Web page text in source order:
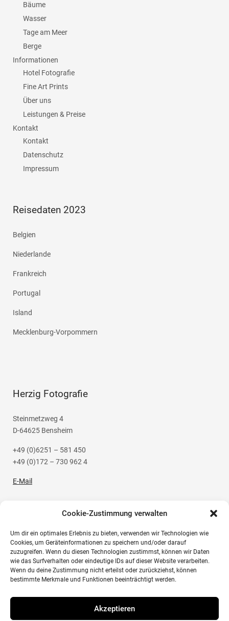
Cookie-Zustimmung verwalten
Um dir ein optimales Erlebnis zu bieten, verwenden wir Technologien wie
Cookies, um Geräteinformationen zu speichern und/oder darauf
zuzugreifen. Wenn du diesen Technologien zustimmst, können wir Daten
wie das Surfverhalten oder eindeutige IDs auf dieser Website verarbeiten.
Wenn du deine Zustimmung nicht erteilst oder zurückziehst, können
bestimmte Merkmale und Funktionen beeinträchtigt werden.
Akzeptieren
Bäume
Wasser
Tage am Meer
Berge
Informationen
Hotel Fotografie
Fine Art Prints
Über uns
Leistungen & Preise
Kontakt
Kontakt
Datenschutz
Impressum
Reisedaten 2023
Belgien
Niederlande
Frankreich
Portugal
Island
Mecklenburg-Vorpommern
Herzig Fotografie
Steinmetzweg 4
D-64625 Bensheim
+49 (0)6251 – 581 450
+49 (0)172 – 730 962 4
E-Mail
Social Media
Instagram